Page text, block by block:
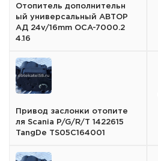
Отопитель дополнительн
ый универсальный АВТОР
АД 24v/16mm OCA-7000.2
4.16
Привод заслонки отопите
ля Scania P/G/R/T 1422615
TangDe TS05C164001